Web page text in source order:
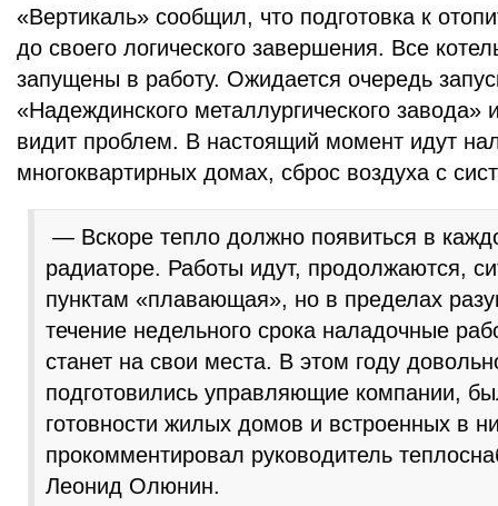
«Вертикаль» сообщил, что подготовка к
до своего логического завершения. Все
запущены в работу. Ожидается очередь
«Надеждинского металлургического завода»
видит проблем. В настоящий момент идут
многоквартирных домах, сброс воздуха с
— Вскоре тепло должно появиться в
радиаторе. Работы идут, продолжаются,
пунктам «плавающая», но в пределах
течение недельного срока наладочные
станет на свои места. В этом году
подготовились управляющие компании,
готовности жилых домов и встроенных в
прокомментировал руководитель
Леонид Олюнин.